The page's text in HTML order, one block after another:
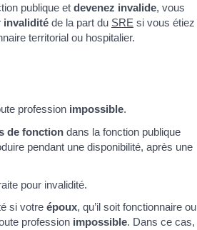
publique et devenez invalide, vous
invalidité de la part du SRE si vous étiez
territorial ou hospitalier.
profession impossible.
de fonction dans la fonction publique
pendant une disponibilité, après une
pour invalidité.
si votre époux, qu’il soit fonctionnaire ou
profession impossible. Dans ce cas,